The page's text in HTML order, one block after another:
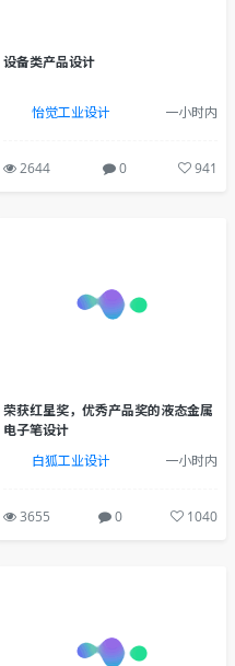
设备类产品设计
怡觉工业设计 一小时内
2644 0 941
荣获红星奖，优秀产品奖的液态金属
电子笔设计
白狐工业设计
一小时内
3655 0 1040